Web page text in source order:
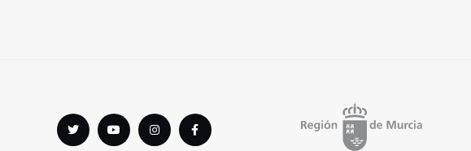
Síguenos
en
Twitter youTubeinstagram